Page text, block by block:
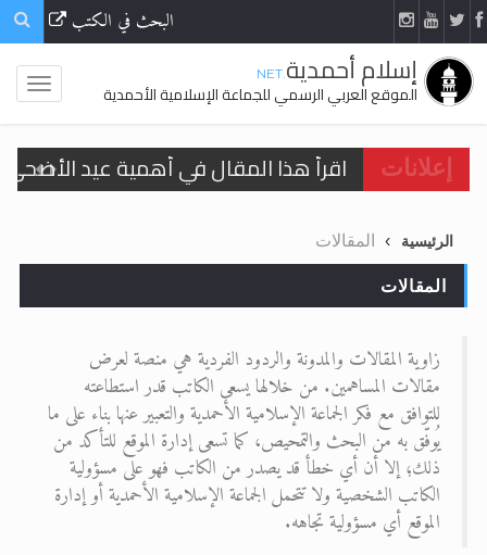
البحث في الكتب
إسلام أحمدية.NET
الموقع العربي الرسمي للجماعة الإسلامية الأحمدية
إعلانات
اقرأ هذا المقال في أهمية عيد
تعميم هامّ لأفراد الجماعة >> المزيد
تعميم هامّ لأفراد الجماعة >> المزيد
اقرأ هذا الكتاب وتعرّف على حقيقة
الحجّ.. دلالات، حِكم، وأهداف >> المزيد
الرئيسية المقالات
المقالات
زاوية المقالات والمدونة والردود الفردية هي منصة لعرض
مقالات المساهمين. من خلالها يسعى الكاتب قدر استطاعته
للتوافق مع فكر الجماعة الإسلامية الأحمدية والتعبير عنها بناء على ما
يُوفّق به من البحث والتمحيص، كما تسعى إدارة الموقع للتأكد من
ذلك؛ إلا أن أي خطأ قد يصدر من الكاتب فهو على مسؤولية
الكاتب الشخصية ولا تتحمل الجماعة الإسلامية الأحمدية أو إدارة
الموقع أي مسؤولية تجاهه.